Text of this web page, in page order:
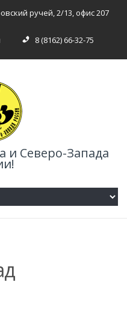
ручей, 2/13, офис 207
8 (8162) 66-32-75
и Северо-Запада